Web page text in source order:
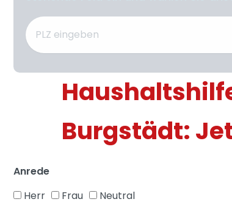
Burgstädt:
Anrede
Herr
Frau Neutral